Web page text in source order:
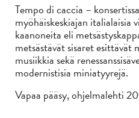
Tempo di caccia –
myöhäiskeskiajan italialaisia
kaanoneita eli
metsästävät sisaret esittävät
musiikkia sekä
modernistisia miniatyyrejä.
Vapaa pääsy, ohjelmalehti